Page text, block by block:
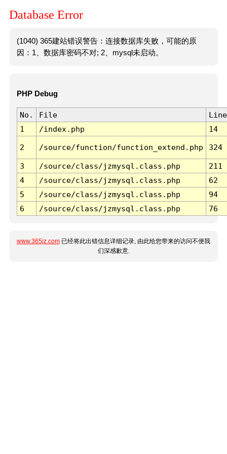
Database Error
(1040) 365建站错误警告：连接数据库失败，可能的原
因：1、数据库密码不对; 2、mysql未启动。
PHP Debug
No. File
Line
1
/index.php 14
2 /source/function/function_extend.php 324
3 /source/class/jzmysql.class.php
211
4
/source/class/jzmysql.class.php
62
5
/source/class/jzmysql.class.php
94
6
/source/class/jzmysql.class.php 76
www.365jz.com 已经将此出错信息详细记录, 由此给您带来的访问不便我
们深感歉意.